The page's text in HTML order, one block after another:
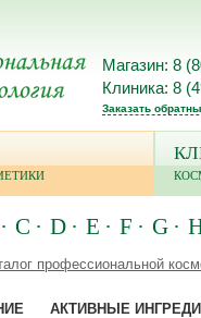
Магазин: 8
Клиника: 8
Заказать
C D E F G
профессиональной
АКТИВНЫЕ